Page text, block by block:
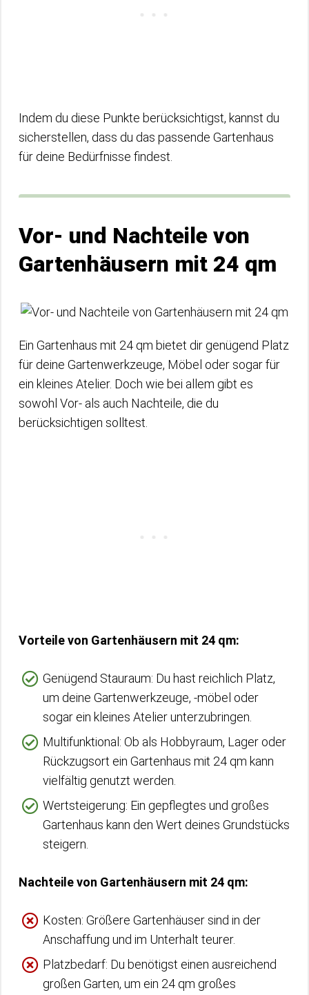
Indem du diese Punkte berücksichtigst, kannst du
sicherstellen, dass du das passende Gartenhaus
für deine Bedürfnisse findest.
Vor- und Nachteile von
Gartenhäusern mit 24 qm
Ein Gartenhaus mit 24 qm bietet dir genügend Platz
für deine Gartenwerkzeuge, Möbel oder sogar für
ein kleines Atelier. Doch wie bei allem gibt es
sowohl Vor- als auch Nachteile, die du
berücksichtigen solltest.
Vorteile von Gartenhäusern mit 24 qm:
Genügend Stauraum: Du hast reichlich Platz,
um deine Gartenwerkzeuge, -möbel oder
sogar ein kleines Atelier unterzubringen.
Multifunktional: Ob als Hobbyraum, Lager oder
Rückzugsort ein Gartenhaus mit 24 qm kann
vielfältig genutzt werden.
Wertsteigerung: Ein gepflegtes und großes
Gartenhaus kann den Wert deines Grundstücks
steigern.
Nachteile von Gartenhäusern mit 24 qm:
Kosten: Größere Gartenhäuser sind in der
Anschaffung und im Unterhalt teurer.
Platzbedarf: Du benötigst einen ausreichend
großen Garten, um ein 24 qm großes